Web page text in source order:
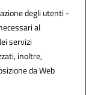
degli utenti -
al
servizi
inoltre,
da Web